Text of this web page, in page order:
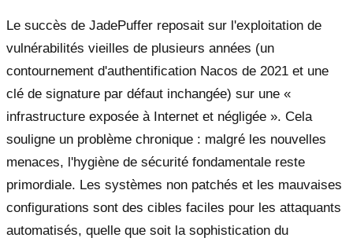
Le succès de JadePuffer reposait sur l'exploitation de
vulnérabilités vieilles de plusieurs années (un
contournement d'authentification Nacos de 2021 et une
clé de signature par défaut inchangée) sur une «
infrastructure exposée à Internet et négligée ». Cela
souligne un problème chronique : malgré les nouvelles
menaces, l'hygiène de sécurité fondamentale reste
primordiale. Les systèmes non patchés et les mauvaises
configurations sont des cibles faciles pour les attaquants
automatisés, quelle que soit la sophistication du